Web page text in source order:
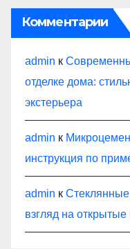
Комментарии
admin к
отделке дома:
экстерьера
admin к
инструкция по
admin к
взгляд на